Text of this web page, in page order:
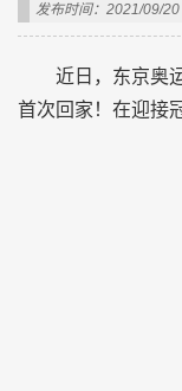
发布时间：2021/09/20
近日，东京奥
首次回家！在迎接